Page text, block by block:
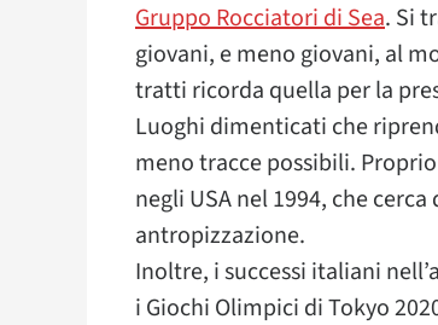
Gruppo Rocciatori di Sea. Si
giovani, e meno giovani, al
tratti ricorda quella per la
Luoghi dimenticati che
meno tracce possibili.
negli USA nel 1994, che
antropizzazione.
Inoltre, i successi italiani
i Giochi Olimpici di Tokyo